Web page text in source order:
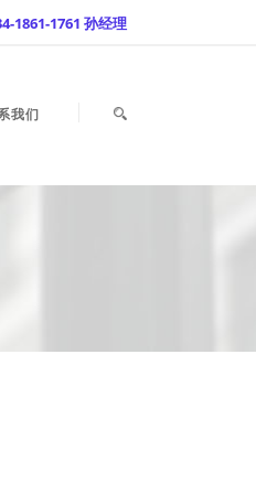
1861-1761 孙经理
我们